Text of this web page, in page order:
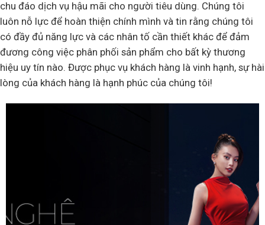
chu đáo dịch vụ hậu mãi cho người tiêu dùng. Chúng tôi
luôn nỗ lực để hoàn thiện chính mình và tin rằng chúng tôi
có đầy đủ năng lực và các nhân tố cần thiết khác để đảm
đương công việc phân phối sản phẩm cho bất kỳ thương
hiệu uy tín nào. Được phục vụ khách hàng là vinh hạnh, sự hài
lòng của khách hàng là hạnh phúc của chúng tôi!